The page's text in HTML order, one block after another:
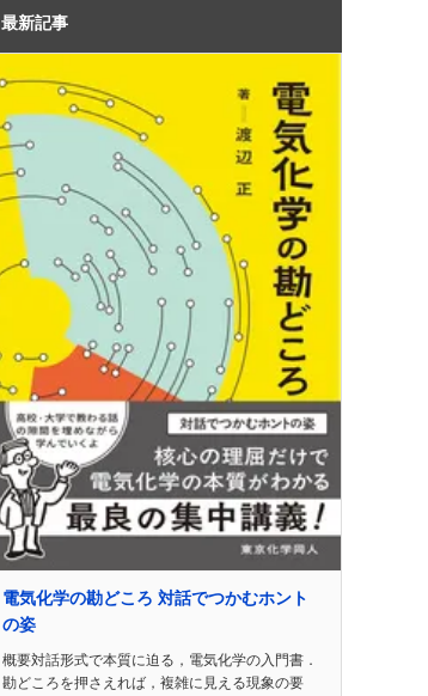
最新記事
電気化学の勘どころ 対話でつかむホント
の姿
概要対話形式で本質に迫る，電気化学の入門書．
勘どころを押さえれば，複雑に見える現象の要